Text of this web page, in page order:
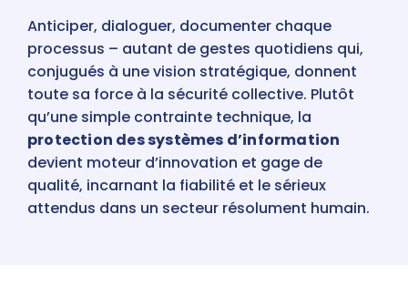
Anticiper, dialoguer, documenter chaque
processus – autant de gestes quotidiens qui,
conjugués à une vision stratégique, donnent
toute sa force à la sécurité collective. Plutôt
qu’une simple contrainte technique, la
protection des systèmes d’information
devient moteur d’innovation et gage de
qualité, incarnant la fiabilité et le sérieux
attendus dans un secteur résolument humain.